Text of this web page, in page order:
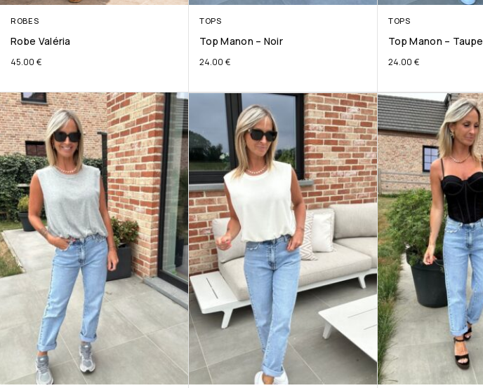
ROBES
Robe Valéria
45.00 €
TOPS
Top Manon – Noir
24.00 €
TOPS
Top Manon – Taupe
24.00 €